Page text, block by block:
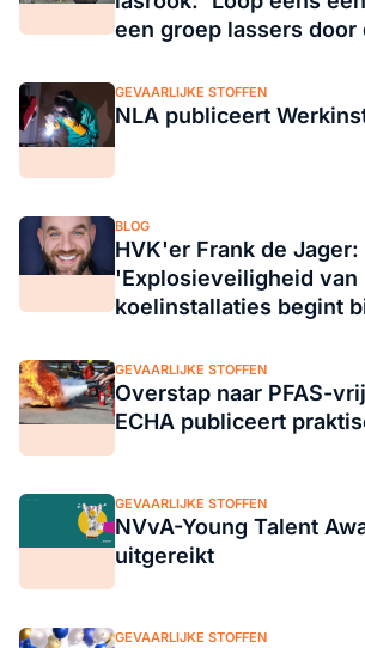
een groep lassers door
GEVAARLIJKE STOFFEN
NLA publiceert
BLOG
HVK'er Frank de Jager:
'Explosieveiligheid van
koelinstallaties begint
GEVAARLIJKE STOFFEN
Overstap naar PFAS-
ECHA publiceert
GEVAARLIJKE STOFFEN
NVvA-Young Talent
uitgereikt
GEVAARLIJKE STOFFEN